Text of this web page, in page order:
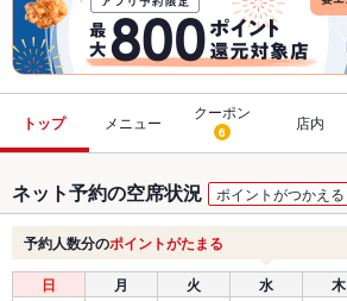
トップ メニュー
クーポン
6 店内
ネット予約の空席状況 ポイントがつかえる
予約人数分のポイントがたまる
日 月 火 水 木